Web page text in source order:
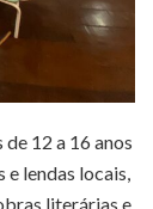
12 a 16 anos
lendas locais,
literárias e